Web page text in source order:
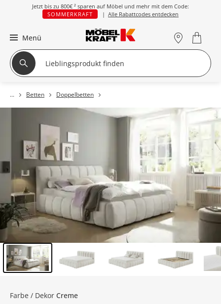
Jetzt bis zu 800€ ² sparen auf Möbel und mehr mit dem Code:
SOMMERKRAFT
| Alle Rabattcodes entdecken
Menü
Betten Doppelbetten
Farbe / Dekor Creme